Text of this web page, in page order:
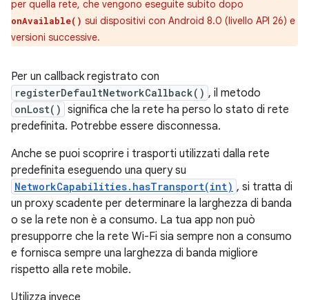
per quella rete, che vengono eseguite subito dopo
onAvailable() sui dispositivi con Android 8.0 (livello API 26) e
versioni successive.
Per un callback registrato con
registerDefaultNetworkCallback() , il metodo
onLost() significa che la rete ha perso lo stato di rete
predefinita. Potrebbe essere disconnessa.
Anche se puoi scoprire i trasporti utilizzati dalla rete
predefinita eseguendo una query su
NetworkCapabilities.hasTransport(int) , si tratta di
un proxy scadente per determinare la larghezza di banda
o se la rete non è a consumo. La tua app non può
presupporre che la rete Wi-Fi sia sempre non a consumo
e fornisca sempre una larghezza di banda migliore
rispetto alla rete mobile.
Utilizza invece